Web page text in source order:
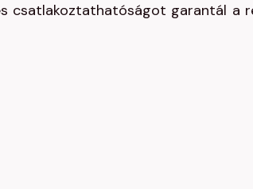
csatlakoztathatóságot garantál a